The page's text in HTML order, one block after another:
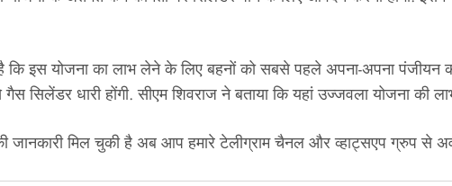
है कि इस योजना का लाभ लेने के लिए बहनों को सबसे पहले अपना-अपना पंजीयन
सिलेंडर धारी होंगी. सीएम शिवराज ने बताया कि यहां उज्जवला योजना की
मिल चुकी है अब आप हमारे टेलीग्राम चैनल और व्हाट्सएप ग्रुप से